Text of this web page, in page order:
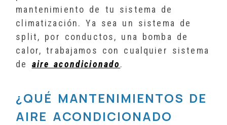
mantenimiento de tu sistema de
climatización. Ya sea un sistema de
split, por conductos, una bomba de
calor, trabajamos con cualquier sistema
de aire acondicionado.
¿QUÉ MANTENIMIENTOS DE
AIRE ACONDICIONADO